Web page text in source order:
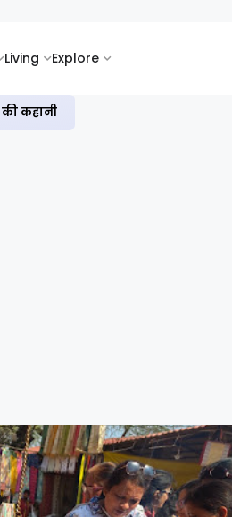
Living Explore
कहानी